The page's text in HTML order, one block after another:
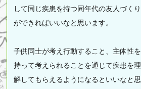
して同じ疾患を持つ同年代の友人づくり
ができればいいなと思います。
子供同士が考え行動すること、主体性を
持って考えられることを通じて疾患を理
解してもらえるようになるといいなと思